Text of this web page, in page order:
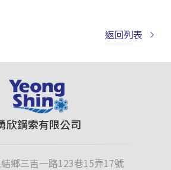
返回列表
欣鋼索有限公司
鄉三吉一路123巷15弄17號